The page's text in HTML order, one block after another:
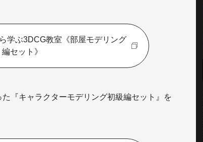
学ぶ3DCG教室《部屋モデリング
編セット》
『キャラクターモデリング初級編セット』を